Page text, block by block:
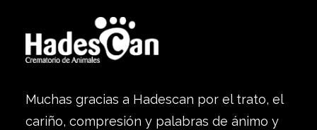
Muchas gracias a Hadescan por el trato, el
cariño, compresión y palabras de ánimo y